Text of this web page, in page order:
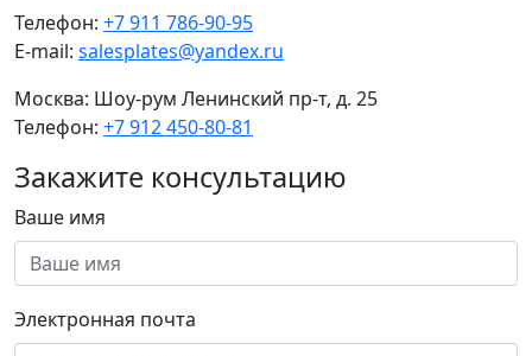
Телефон: +7 911 786-90-95
E-mail: salesplates@yandex.ru
Москва: Шоу-рум Ленинский пр-т, д. 25
Телефон: +7 912 450-80-81
Закажите консультацию
Ваше имя
Электронная почта